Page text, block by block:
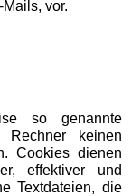
vor.
so genannte
keinen
Cookies dienen
effektiver und
Textdateien, die